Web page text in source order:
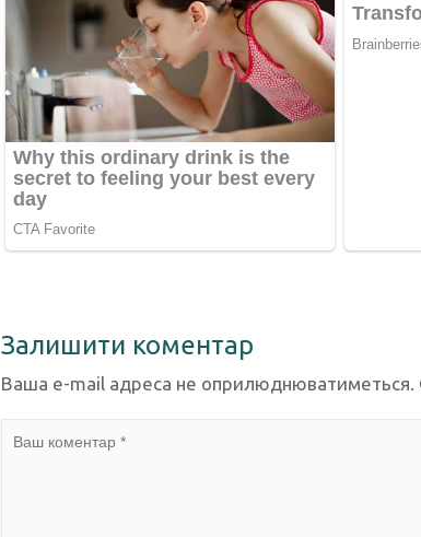
Залишити коментар
Ваша e-mail адреса не оприлюднюватиметься.